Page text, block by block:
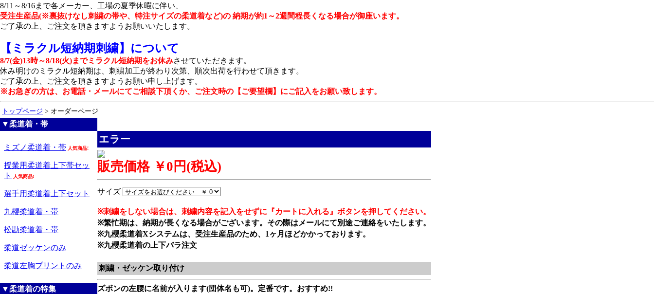
8/11～8/16まで各メーカー、工場の夏季休暇に伴い、
受注生産品(※裏抜けなし刺繍の帯や、特注サイズの柔道着など)の 納期が約1～2週間程長くなる場合が御座います。
ご了承の上、ご注文を頂きますようお願いいたします。
【ミラクル短納期刺繍】について
8/7(金)13時～8/18(火)までミラクル短納期をお休みさせていただきます。
休み明けのミラクル短納期は、刺繍加工が終わり次第、順次出荷を行わせて頂きます。
ご了承の上、ご注文を頂きますようお願い申し上げます。
※お急ぎの方は、お電話・メールにてご相談下頂くか、ご注文時の【ご要望欄】にご記入をお願い致します。
トップページ > オーダーページ
▼柔道着・帯
ミズノ柔道着・帯 人気商品!
授業用柔道着上下帯セッ
ト
人気商品!
選手用柔道着上下セット
九櫻柔道着・帯
松勘柔道着・帯
柔道ゼッケンのみ
柔道左胸プリントのみ
▼柔道着の特集
エラー
販売価格 ￥0円(税込)
サイズ
※刺繍をしない場合は、刺繍内容を記入をせずに『カートに入れる』ボタンを押してください。
※繁忙期は、納期が長くなる場合がございます。その際はメールにて別途ご連絡をいたします。
※九櫻柔道着Xシステムは、受注生産品のため、1ヶ月ほどかかっております。
※九櫻柔道着の上下バラ注文
刺繍・ゼッケン取り付け
ズボンの左腰に名前が入ります(団体名も可)。定番です。おすすめ!!